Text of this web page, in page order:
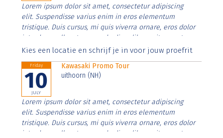
Lorem ipsum dolor sit amet, consectetur adipiscing
elit. Suspendisse varius enim in eros elementum
tristique. Duis cursus, mi quis viverra ornare, eros dolor
interdum nulla, ut commodo diam libero vitae erat.
Aenean faucibus nibh et justo cursus id rutrum lorem
Kies een locatie en schrijf je in voor jouw proefrit
Friday
10
JULY
Kawasaki Promo Tour
uithoorn (NH)
Lorem ipsum dolor sit amet, consectetur adipiscing
elit. Suspendisse varius enim in eros elementum
tristique. Duis cursus, mi quis viverra ornare, eros dolor
interdum nulla, ut commodo diam libero vitae erat.